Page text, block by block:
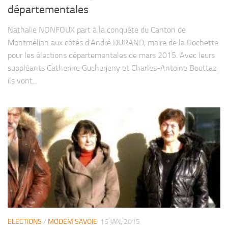
départementales
Nathalie NONFOUX part à la conquête du Canton de
Montmélian aux côtés d’André DURAND, maire de la Rochette
pour les élections départementales de mars 2015. Avec leurs
suppléants Catherine Gucherjeny et Charles-Antoine Bouttaz,
ils vont...
ELECTIONS / MODEM SAVOIE 15 JAN, 2015